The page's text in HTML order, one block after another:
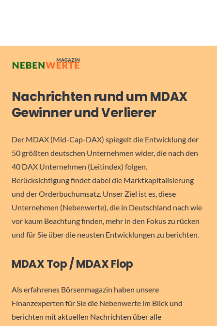
Nachrichten rund um MDAX
Gewinner und Verlierer
Der MDAX (Mid-Cap-DAX) spiegelt die Entwicklung der
50 größten deutschen Unternehmen wider, die nach den
40 DAX Unternehmen (Leitindex) folgen.
Berücksichtigung findet dabei die Marktkapitalisierung
und der Orderbuchumsatz. Unser Ziel ist es, diese
Unternehmen (Nebenwerte), die in Deutschland nach wie
vor kaum Beachtung finden, mehr in den Fokus zu rücken
und für Sie über die neusten Entwicklungen zu berichten.
MDAX Top / MDAX Flop
Als erfahrenes Börsenmagazin haben unsere
Finanzexperten für Sie die Nebenwerte im Blick und
berichten mit aktuellen Nachrichten über alle